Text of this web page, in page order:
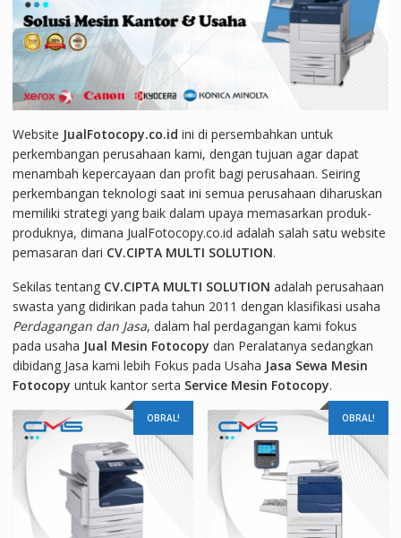
Website JualFotocopy.co.id ini di persembahkan untuk
perkembangan perusahaan kami, dengan tujuan agar dapat
menambah kepercayaan dan profit bagi perusahaan. Seiring
perkembangan teknologi saat ini semua perusahaan diharuskan
memiliki strategi yang baik dalam upaya memasarkan produk-
produknya, dimana JualFotocopy.co.id adalah salah satu website
pemasaran dari CV.CIPTA MULTI SOLUTION.
Sekilas tentang CV.CIPTA MULTI SOLUTION adalah perusahaan
swasta yang didirikan pada tahun 2011 dengan klasifikasi usaha
Perdagangan dan Jasa, dalam hal perdagangan kami fokus
pada usaha Jual Mesin Fotocopy dan Peralatanya sedangkan
dibidang Jasa kami lebih Fokus pada Usaha Jasa Sewa Mesin
Fotocopy untuk kantor serta Service Mesin Fotocopy.
OBRAL! OBRAL!